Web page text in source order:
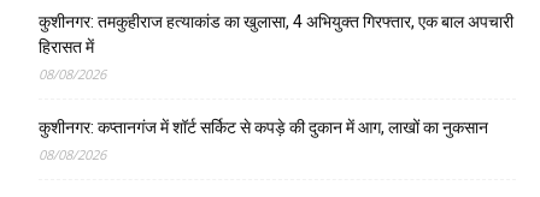
कुशीनगर: तमकुहीराज हत्याकांड का खुलासा, 4 अभियुक्त गिरफ्तार, एक बाल अपचारी
हिरासत में
08/08/2026
कुशीनगर: कप्तानगंज में शॉर्ट सर्किट से कपड़े की दुकान में आग, लाखों का नुकसान
08/08/2026